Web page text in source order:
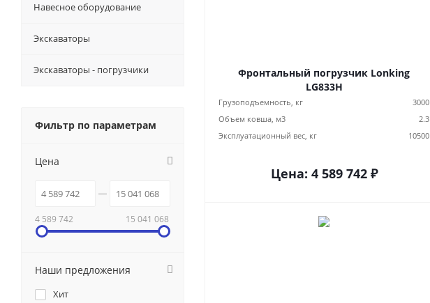
Фронтальный погрузчик Lonking
LG833H
Грузоподъемность, кг
3000
Объем ковша, м3
2.3
Эксплуатационный вес, кг
10500
Цена: 4 589 742₽
Навесное оборудование
Экскаваторы
Экскаваторы - погрузчики
Фильтр по параметрам
Цена
4 589 742 15 041 068
Наши предложения
Хит